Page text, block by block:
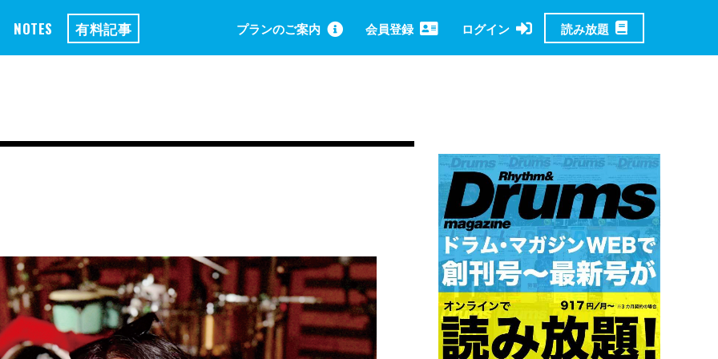
NOTES 有料記事 プランのご案内 会員登録 ログイン 読み放題